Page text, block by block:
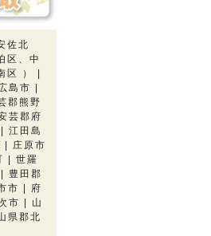
佐北
区、中
区 ） |
島市 |
郡熊野
芸郡府
江田島
| 庄原市
| 世羅
豊田郡
市 | 府
市 | 山
県郡北